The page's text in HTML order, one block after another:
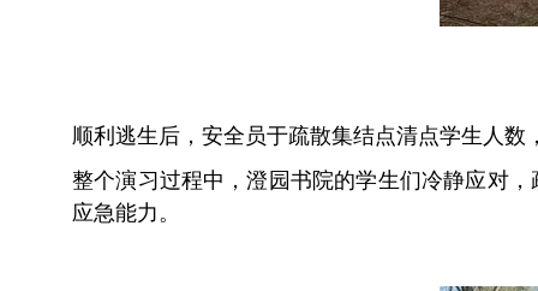
顺利逃生后，安全员于疏散集结点清点学生人
整个演习过程中，澄园书院的学生们冷静应对
应急能力。